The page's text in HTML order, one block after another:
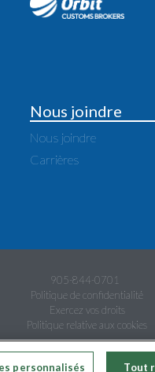
Nous joindre
Nous joindre
Carrières
905-844-0701
Politique de confidentialité
Exercez vos droits
Politique relative aux cookies
personnalisés Tout